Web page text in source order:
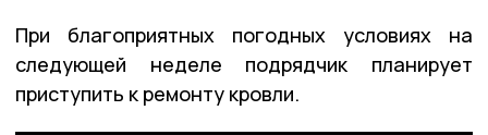
При благоприятных погодных условиях на
следующей неделе подрядчик планирует
приступить к ремонту кровли.